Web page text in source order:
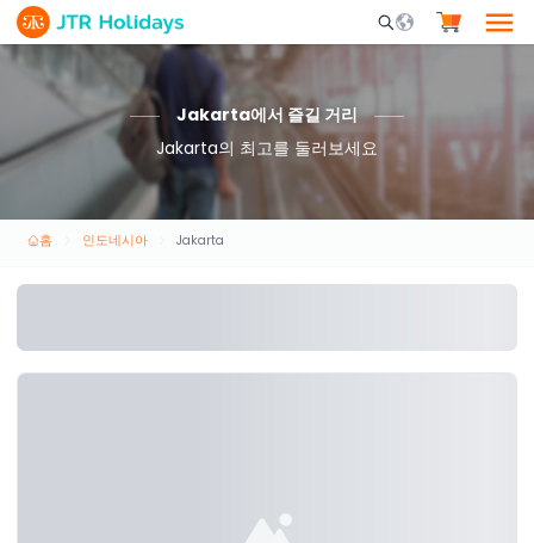
Mobile Search
Jakarta에서 즐길 거리
Jakarta의 최고를 둘러보세요
홈 인도네시아 Jakarta